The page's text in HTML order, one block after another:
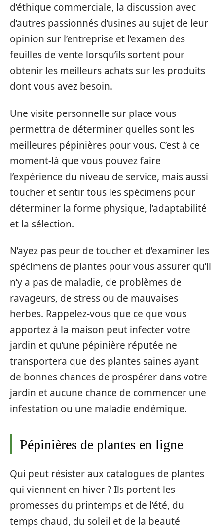
d’éthique commerciale, la discussion avec
d’autres passionnés d’usines au sujet de leur
opinion sur l’entreprise et l’examen des
feuilles de vente lorsqu’ils sortent pour
obtenir les meilleurs achats sur les produits
dont vous avez besoin.
Une visite personnelle sur place vous
permettra de déterminer quelles sont les
meilleures pépinières pour vous. C’est à ce
moment-là que vous pouvez faire
l’expérience du niveau de service, mais aussi
toucher et sentir tous les spécimens pour
déterminer la forme physique, l’adaptabilité
et la sélection.
N’ayez pas peur de toucher et d’examiner les
spécimens de plantes pour vous assurer qu’il
n’y a pas de maladie, de problèmes de
ravageurs, de stress ou de mauvaises
herbes. Rappelez-vous que ce que vous
apportez à la maison peut infecter votre
jardin et qu’une pépinière réputée ne
transportera que des plantes saines ayant
de bonnes chances de prospérer dans votre
jardin et aucune chance de commencer une
infestation ou une maladie endémique.
Pépinières de plantes en ligne
Qui peut résister aux catalogues de plantes
qui viennent en hiver ? Ils portent les
promesses du printemps et de l’été, du
temps chaud, du soleil et de la beauté